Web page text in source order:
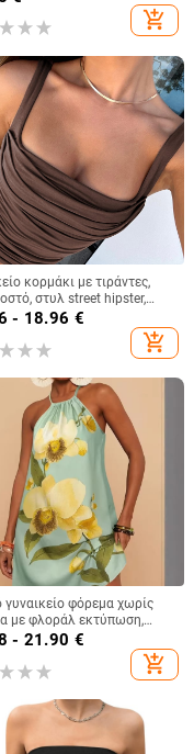
add_shopping_cart
κορμάκι με τιράντες,
στυλ street hipster,
πολυεστέρας με
- 18.96 €
add_shopping_cart
γυναικείο φόρεμα χωρίς
με φλοράλ εκτύπωση,
τιράντες και λεπτομέρεια
μίνι μήκος, γραμμή Α,
- 21.90 €
add_shopping_cart